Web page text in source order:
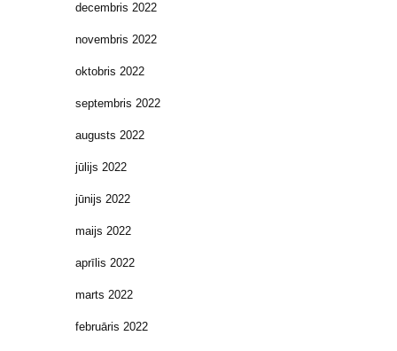
decembris 2022
novembris 2022
oktobris 2022
septembris 2022
augusts 2022
jūlijs 2022
jūnijs 2022
maijs 2022
aprīlis 2022
marts 2022
februāris 2022